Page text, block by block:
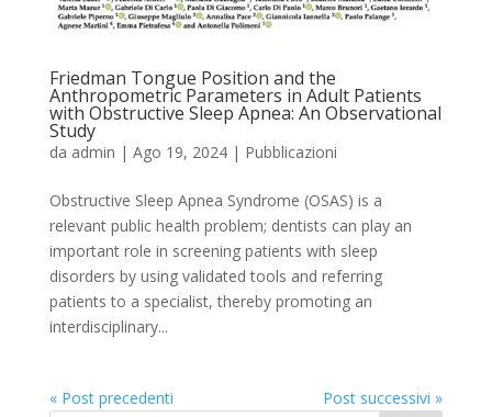
Friedman Tongue Position and the
Anthropometric Parameters in Adult Patients
with Obstructive Sleep Apnea: An Observational
Study
da admin | Ago 19, 2024| Pubblicazioni
Obstructive Sleep Apnea Syndrome (OSAS) is a
relevant public health problem; dentists can play an
important role in screening patients with sleep
disorders by using validated tools and referring
patients to a specialist, thereby promoting an
interdisciplinary...
« Post precedenti
Post successivi »